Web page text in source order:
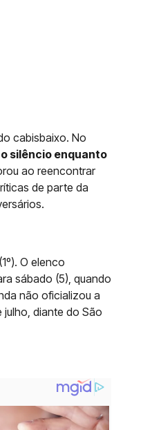
cabisbaixo. No
silêncio enquanto
ao reencontrar
de parte da
O elenco
sábado (5), quando
não oficializou a
julho, diante do São